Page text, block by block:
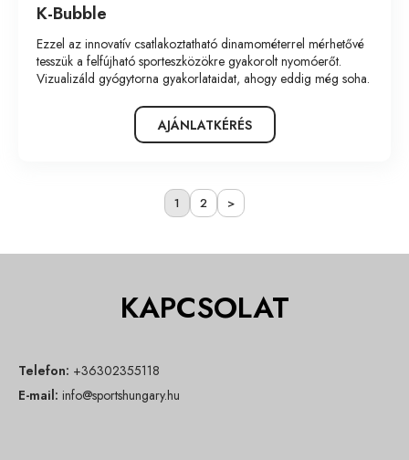
K-Bubble
Ezzel az innovatív csatlakoztatható dinamométerrel mérhetővé
tesszük a felfújható sporteszközökre gyakorolt nyomóerőt.
Vizualizáld gyógytorna gyakorlataidat, ahogy eddig még soha.
AJÁNLATKÉRÉS
1 2 >
KAPCSOLAT
Telefon: +36302355118
E-mail: info@sportshungary.hu